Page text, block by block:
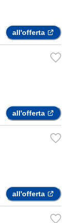
all'offerta
all'offerta
all'offerta